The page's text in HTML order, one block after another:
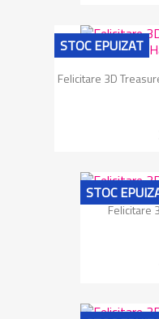
Felicitare 3D
STOC EPUIZAT
Felicitare
STOC